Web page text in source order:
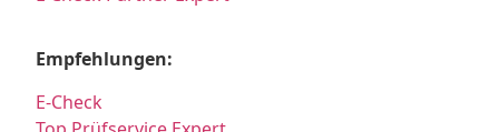
Empfehlungen:
E-Check